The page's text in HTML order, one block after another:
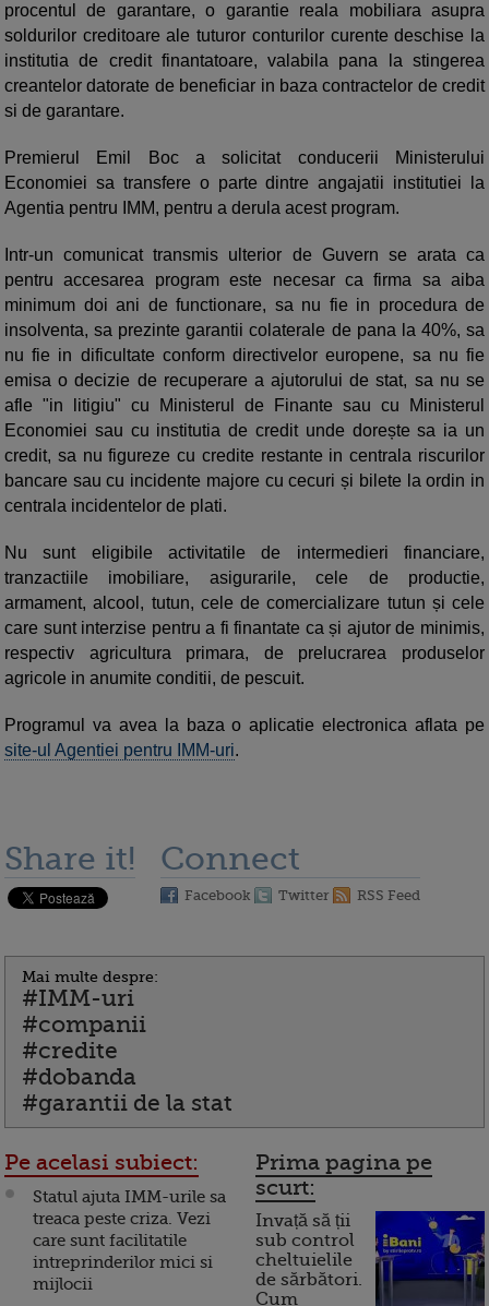
procentul de garantare, o garantie reala mobiliara asupra
soldurilor creditoare ale tuturor conturilor curente deschise la
institutia de credit finantatoare, valabila pana la stingerea
creantelor datorate de beneficiar in baza contractelor de credit
si de garantare.
Premierul Emil Boc a solicitat conducerii Ministerului
Economiei sa transfere o parte dintre angajatii institutiei la
Agentia pentru IMM, pentru a derula acest program.
Intr-un comunicat transmis ulterior de Guvern se arata ca
pentru accesarea program este necesar ca firma sa aiba
minimum doi ani de functionare, sa nu fie in procedura de
insolventa, sa prezinte garantii colaterale de pana la 40%, sa
nu fie in dificultate conform directivelor europene, sa nu fie
emisa o decizie de recuperare a ajutorului de stat, sa nu se
afle "in litigiu" cu Ministerul de Finante sau cu Ministerul
Economiei sau cu institutia de credit unde dorește sa ia un
credit, sa nu figureze cu credite restante in centrala riscurilor
bancare sau cu incidente majore cu cecuri și bilete la ordin in
centrala incidentelor de plati.
Nu sunt eligibile activitatile de intermedieri financiare,
tranzactiile imobiliare, asigurarile, cele de productie,
armament, alcool, tutun, cele de comercializare tutun și cele
care sunt interzise pentru a fi finantate ca și ajutor de minimis,
respectiv agricultura primara, de prelucrarea produselor
agricole in anumite conditii, de pescuit.
Programul va avea la baza o aplicatie electronica aflata pe
site-ul Agentiei pentru IMM-uri.
Share it! Connect
Facebook Twitter RSS Feed
Mai multe despre:
#IMM-uri
#companii
#credite
#dobanda
#garantii de la stat
Pe acelasi subiect:
Statul ajuta IMM-urile sa
treaca peste criza. Vezi
care sunt facilitatile
intreprinderilor mici si
mijlocii
Prima pagina pe
scurt:
Invață să ții
sub control
cheltuielile
de sărbători.
Cum